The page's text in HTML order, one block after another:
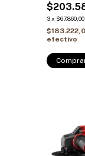
3x $67.860,00
efectivo